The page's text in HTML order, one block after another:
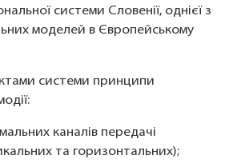
системи Словенії, однієї з
моделей в Європейському
системи принципи
каналів передачі
та горизонтальних);